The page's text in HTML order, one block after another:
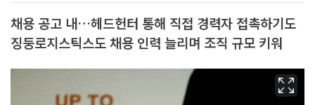
채용 공고 내…헤드헌터 통해 직접 경력자 접촉하기도
징둥로지스틱스도 채용 인력 늘리며 조직 규모 키워